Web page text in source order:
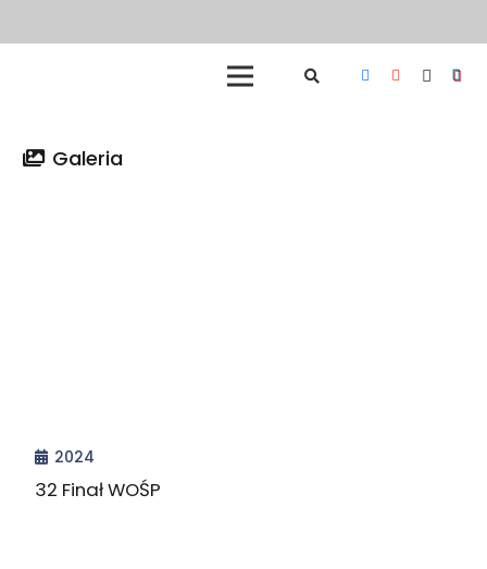
Galeria
2024
32 Finał WOŚP